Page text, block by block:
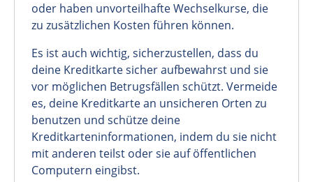
oder haben unvorteilhafte Wechselkurse, die
zu zusätzlichen Kosten führen können.
Es ist auch wichtig, sicherzustellen, dass du
deine Kreditkarte sicher aufbewahrst und sie
vor möglichen Betrugsfällen schützt. Vermeide
es, deine Kreditkarte an unsicheren Orten zu
benutzen und schütze deine
Kreditkarteninformationen, indem du sie nicht
mit anderen teilst oder sie auf öffentlichen
Computern eingibst.